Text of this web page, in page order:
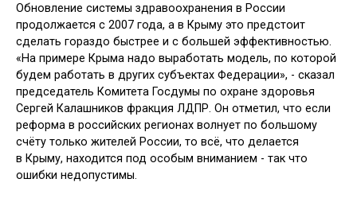
Обновление системы здравоохранения в России
продолжается с 2007 года, а в Крыму это предстоит
сделать гораздо быстрее и с большей эффективностью.
«На примере Крыма надо выработать модель, по которой
будем работать в других субъектах Федерации», - сказал
председатель Комитета Госдумы по охране здоровья
Сергей Калашников фракция ЛДПР. Он отметил, что если
реформа в российских регионах волнует по большому
счёту только жителей России, то всё, что делается
в Крыму, находится под особым вниманием - так что
ошибки недопустимы.